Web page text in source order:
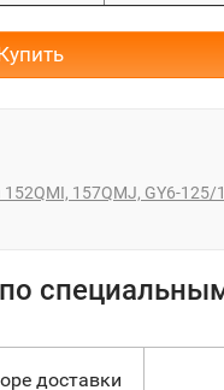
157QMJ, GY6-125/
доставки